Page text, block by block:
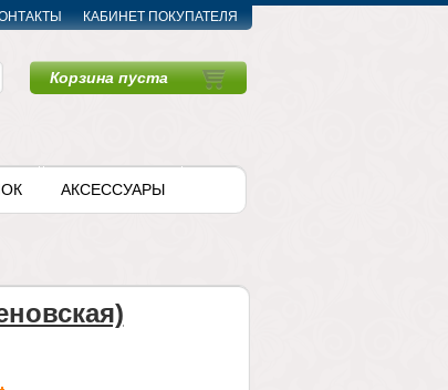
КАБИНЕТ ПОКУПАТЕЛЯ
Корзина пуста
АКСЕССУАРЫ